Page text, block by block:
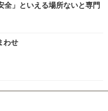
」といえる場所ないと専門
わせ